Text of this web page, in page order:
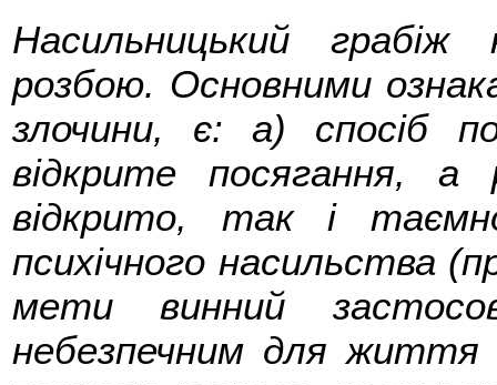
Насильницький грабіж
розбою. Основними
злочини, є: а) спосіб
відкрите посягання,
відкрито, так і
психічного насильства
мети винний
небезпечним для життя